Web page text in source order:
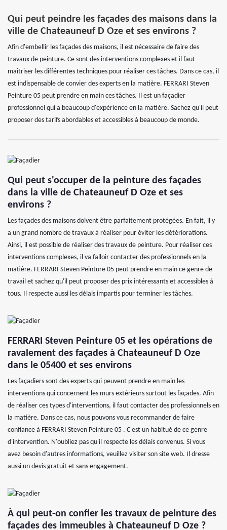
Qui peut peindre les façades des maisons dans la
ville de Chateauneuf D Oze et ses environs ?
Afin d'embellir les façades des maisons, il est nécessaire de faire des
travaux de peinture. Ce sont des interventions complexes et il faut
maîtriser les différentes techniques pour réaliser ces tâches. Dans ce cas, il
est indispensable de convier des experts en la matière. FERRARI Steven
Peinture 05 peut prendre en main ces tâches. Il est un façadier
professionnel qui a beaucoup d'expérience en la matière. Sachez qu'il peut
proposer des tarifs abordables et accessibles à beaucoup de monde.
Qui peut s'occuper de la peinture des façades
dans la ville de Chateauneuf D Oze et ses
environs ?
Les façades des maisons doivent être parfaitement protégées. En fait, il y
a un grand nombre de travaux à réaliser pour éviter les détériorations.
Ainsi, il est possible de réaliser des travaux de peinture. Pour réaliser ces
interventions complexes, il va falloir contacter des professionnels en la
matière. FERRARI Steven Peinture 05 peut prendre en main ce genre de
travail et sachez qu'il peut proposer des prix intéressants et accessibles à
tous. Il respecte aussi les délais impartis pour terminer les tâches.
FERRARI Steven Peinture 05 et les opérations de
ravalement des façades à Chateauneuf D Oze
dans le 05400 et ses environs
Les façadiers sont des experts qui peuvent prendre en main les
interventions qui concernent les murs extérieurs surtout les façades. Afin
de réaliser ces types d'interventions, il faut contacter des professionnels en
la matière. Dans ce cas, nous pouvons vous recommander de faire
confiance à FERRARI Steven Peinture 05 . C'est un habitué de ce genre
d'intervention. N'oubliez pas qu'il respecte les délais convenus. Si vous
avez besoin d'autres informations, veuillez visiter son site web. Il dresse
aussi un devis gratuit et sans engagement.
À qui peut-on confier les travaux de peinture des
façades des immeubles à Chateauneuf D Oze ?